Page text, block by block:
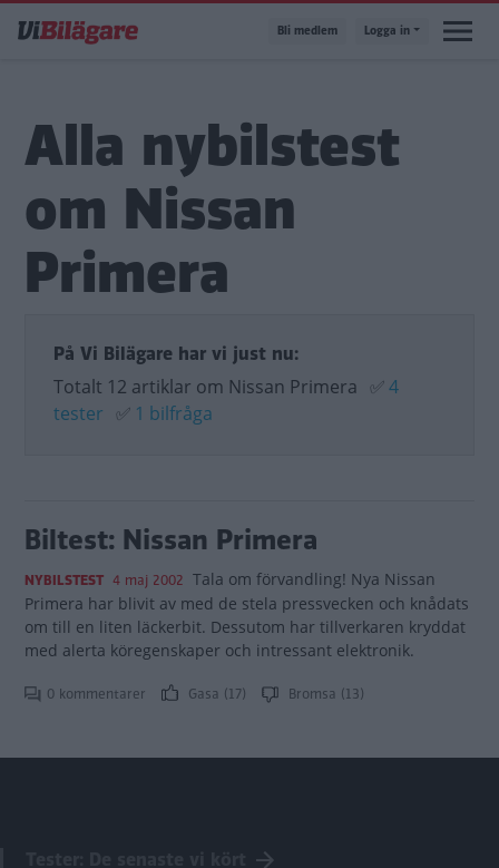
till
Bli medlem Logga in
Alla nybilstest
om Nissan
Primera
På Vi Bilägare har vi just nu:
Totalt 12 artiklar om Nissan Primera ✅4
tester ✅ 1 bilfråga
Biltest: Nissan Primera
NYBILSTEST 4 maj 2002 Tala om förvandling! Nya Nissan
Primera har blivit av med de stela pressvecken och knådats
om till en liten läckerbit. Dessutom har tillverkaren kryddat
med alerta köregenskaper och intressant elektronik.
0 kommentarer Gasa (17) Bromsa (13)